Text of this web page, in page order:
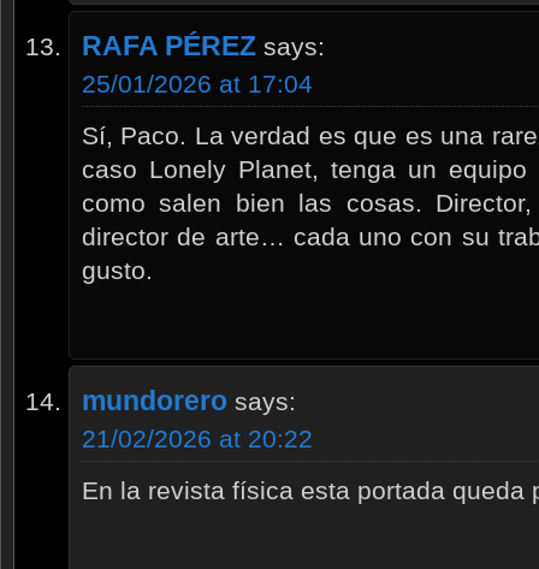
RAFA PÉREZ says:
25/01/2026 at 17:04
Sí, Paco. La verdad es que es una
caso Lonely Planet, tenga un
como salen bien las cosas.
director de arte… cada uno con su
gusto.
mundorero says:
21/02/2026 at 20:22
En la revista física esta portada queda